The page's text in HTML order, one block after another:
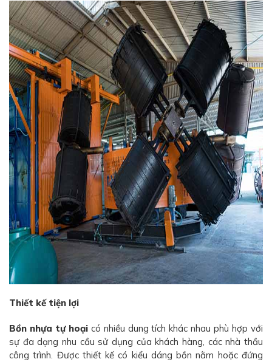
Thiết kế tiện lợi
Bồn nhựa tự hoạicó nhiều dung tích khác nhau phù hợp với
sự đa dạng nhu cầu sử dụng của khách hàng, các nhà thầu
công trình. Được thiết kế có kiểu dáng bồn nằm hoặc đứng